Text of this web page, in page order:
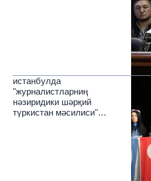
истанбулда
"журналистларниң
нәзиридики шәрқий
түркистан мәсилиси"